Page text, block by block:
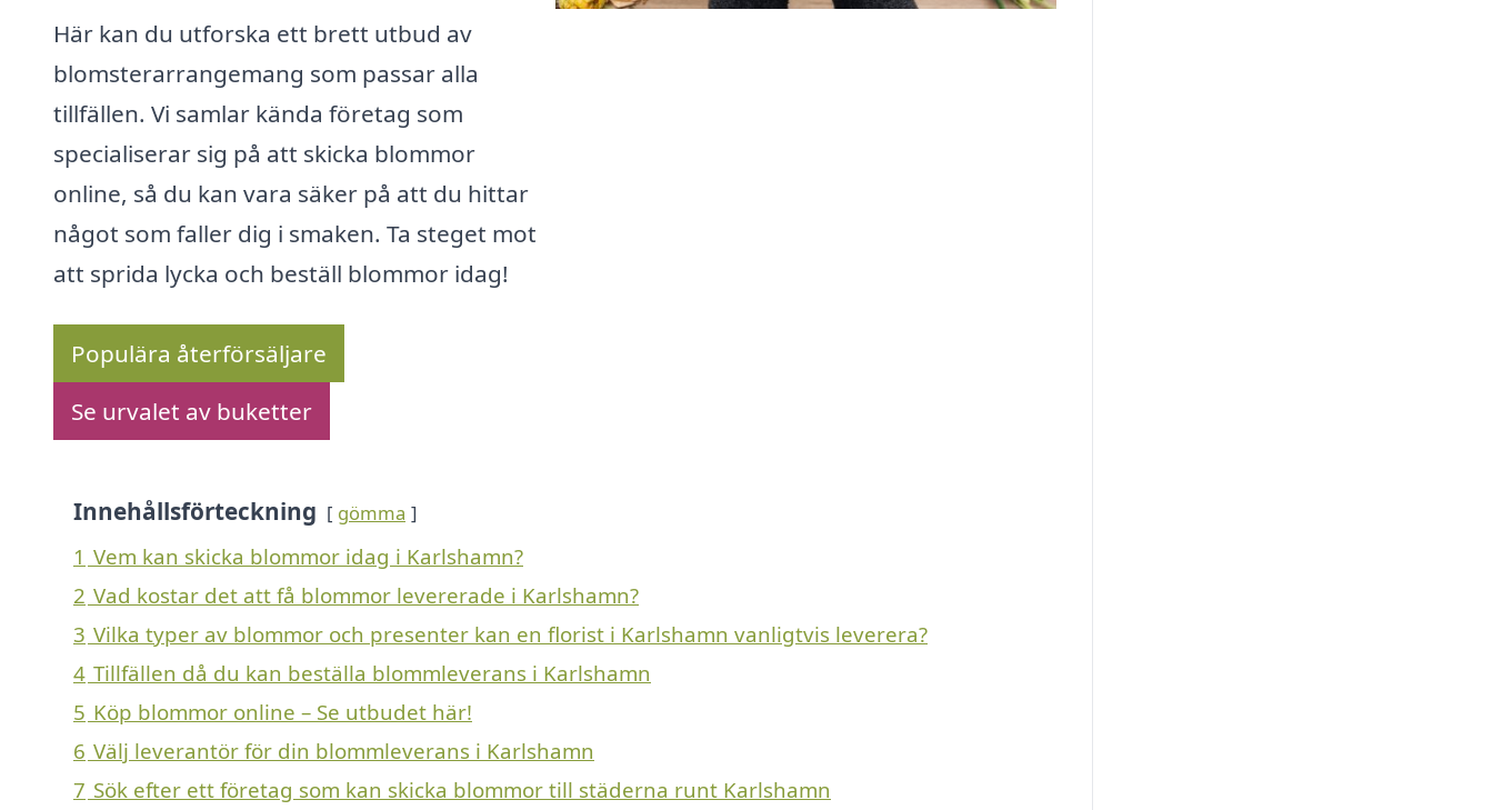
Här kan du utforska ett brett utbud av
blomsterarrangemang som passar alla
tillfällen. Vi samlar kända företag som
specialiserar sig på att skicka blommor
online, så du kan vara säker på att du hittar
något som faller dig i smaken. Ta steget mot
att sprida lycka och beställ blommor idag!
Populära återförsäljare
Se urvalet av buketter
Innehållsförteckning gömma
1 Vem kan skicka blommor idag i Karlshamn?
2 Vad kostar det att få blommor levererade i Karlshamn?
3 Vilka typer av blommor och presenter kan en florist i Karlshamn vanligtvis leverera?
4 Tillfällen då du kan beställa blommleverans i Karlshamn
5 Köp blommor online – Se utbudet här!
6 Välj leverantör för din blommleverans i Karlshamn
7 Sök efter ett företag som kan skicka blommor till städerna runt Karlshamn